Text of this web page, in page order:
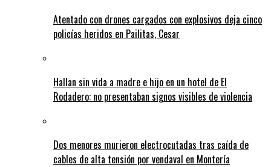
Atentado con drones cargados con explosivos deja cinco
policías heridos en Pailitas, Cesar
Hallan sin vida a madre e hijo en un hotel de El
Rodadero: no presentaban signos visibles de violencia
Dos menores murieron electrocutadas tras caída de
cables de alta tensión por vendaval en Montería